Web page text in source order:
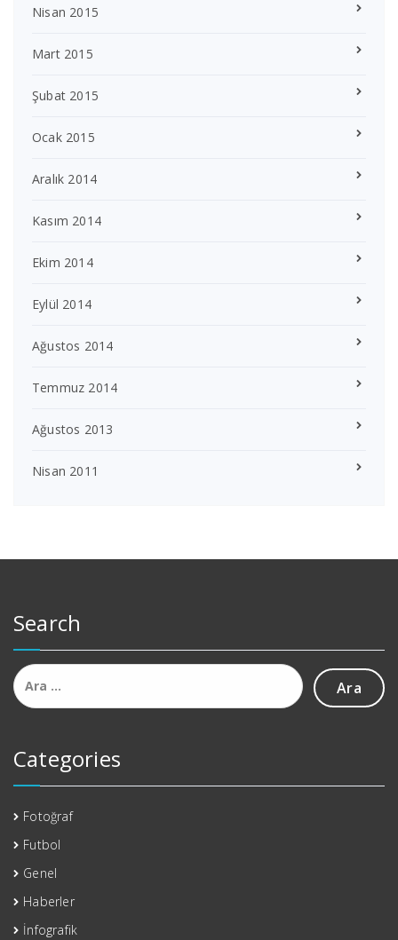
Nisan 2015
Mart 2015
Şubat 2015
Ocak 2015
Aralık 2014
Kasım 2014
Ekim 2014
Eylül 2014
Ağustos 2014
Temmuz 2014
Ağustos 2013
Nisan 2011
Search
Arama:
Categories
Fotoğraf
Futbol
Genel
Haberler
İnfografik